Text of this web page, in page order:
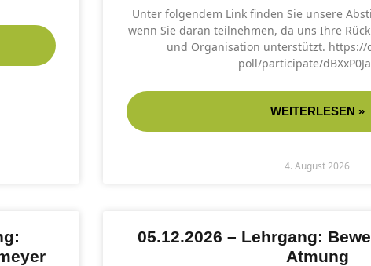
Unter folgendem Link finden Sie unsere
wenn Sie daran teilnehmen, da uns Ihre
und Organisation unterstützt. https://
poll/participate/
WEITERLESEN »
4. August 2026
05.12.2026 – Lehrgang:
Atmung